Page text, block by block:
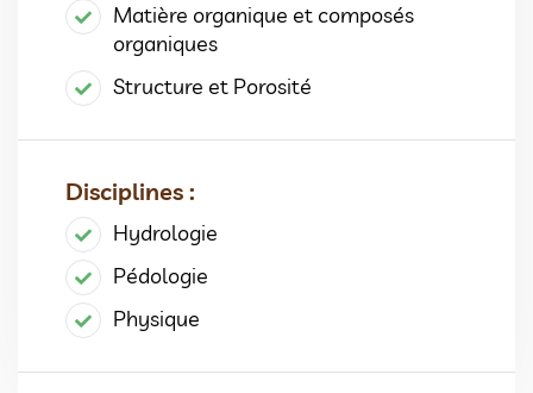
Matière organique et composés
organiques
Structure et Porosité
Disciplines :
Hydrologie
Pédologie
Physique